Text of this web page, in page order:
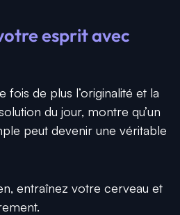
esprit avec
de plus l’originalité et la
du jour, montre qu’un
peut devenir une véritable
entraînez votre cerveau et